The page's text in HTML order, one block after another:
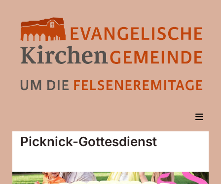
Picknick-Gottesdienst